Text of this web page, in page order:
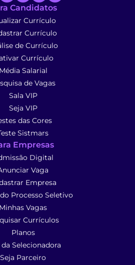
Candidatos
Currículo
Currículo
de Currículo
Currículo
Média Salarial
de Vagas
Sala VIP
Seja VIP
das Cores
Sistmars
Empresas
Digital
Vaga
Empresa
Processo Seletivo
Minhas Vagas
Currículos
Planos
da Selecionadora
Seja Parceiro